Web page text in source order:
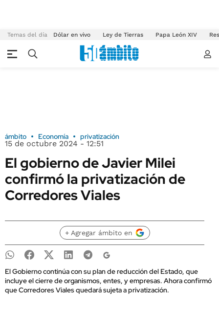
Temas del día Dólar en vivo Ley de Tierras Papa León XIV
ámbito Economía privatización
15 de octubre 2024 - 12:51
El gobierno de Javier Milei
confirmó la privatización de
Corredores Viales
+ Agregar ámbito en
El Gobierno continúa con su plan de reducción del Estado, que
incluye el cierre de organismos, entes, y empresas. Ahora confirmó
que Corredores Viales quedará sujeta a privatización.